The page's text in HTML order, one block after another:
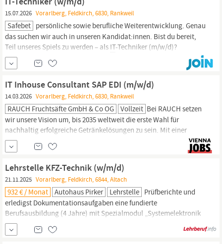
Überschussrechnungen und
15.07.2026 Vorarlberg, Feldkirch, 6830, Rankweil
Safebet persönliche sowie berufliche Weiterentwicklung. Genau
das suchen wir auch in unseren Kandidat:innen. Bist du bereit,
Teil unseres Spiels zu werden – als IT-Techniker (m/w/d)?
Aufgaben Safebet sucht einen
Support Analysten (m/w/x), der
unser Team verstärkt. Wachse mit uns, bring neue Ideen ein und
IT Inhouse Consultant SAP EDI (m/w/d)
14.03.2026 Vorarlberg, Feldkirch, 6830, Rankweil
RAUCH Fruchtsäfte GmbH & Co OG Vollzeit Bei RAUCH setzen
wir unsere Vision um, bis 2035 weltweit die erste Wahl für
nachhaltig erfolgreiche Getränkelösungen zu sein. Mit einer
starken Marktposition gestalten wir die Getränkewelt als
Familienunternehmen bereits seit 1919. Seit unserer Gründung ist
Rankweil der Stammsitz von RAUCH. Am Anfang eine kleine
Mosterei, heute der Arbeitsplatz von rund 600...
Lehrstelle KFZ-Technik (w/m/d)
21.11.2025 Vorarlberg, Feldkirch, 6844, Altach
932 € / Monat Autohaus Pirker Lehrstelle Prüfberichte und
erledigst Dokumentationsaufgaben eine fundierte
Berufsausbildung (4 Jahre) mit Spezialmodul „Systemelektronik
oder Hochvolt-Antriebe“ und bei Bedarf Unterstützung bei der
Matura Das bringst du mit einen positiven Pflichtschulabschluss